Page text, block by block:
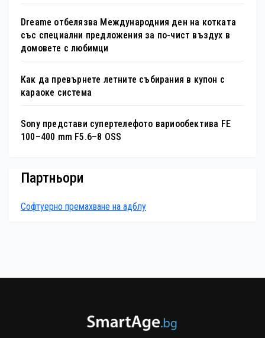
Dreame отбелязва Международния ден на котката
със специални предложения за по-чист въздух в
домовете с любимци
Как да превърнете летните събирания в купон с
караоке система
Sony представи супертелефото вариообектива FE
100–400 mm F5.6–8 OSS
Партньори
Софтуерно премахване на адблу